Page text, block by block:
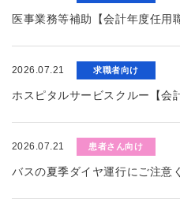
医事業務等補助【会計年度任用
2026.07.21 求職者向け
ホスピタルサービスクルー【会
2026.07.21 患者さん向け
バスの夏季ダイヤ運行にご注意